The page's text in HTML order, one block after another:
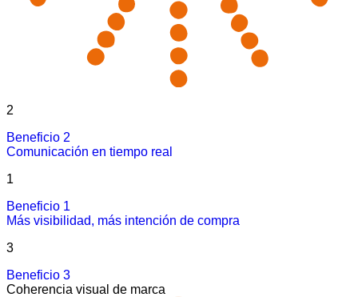
2
Beneficio 2
Comunicación en tiempo real
1
Beneficio 1
Más visibilidad, más intención de compra
3
Beneficio 3
Coherencia visual de marca